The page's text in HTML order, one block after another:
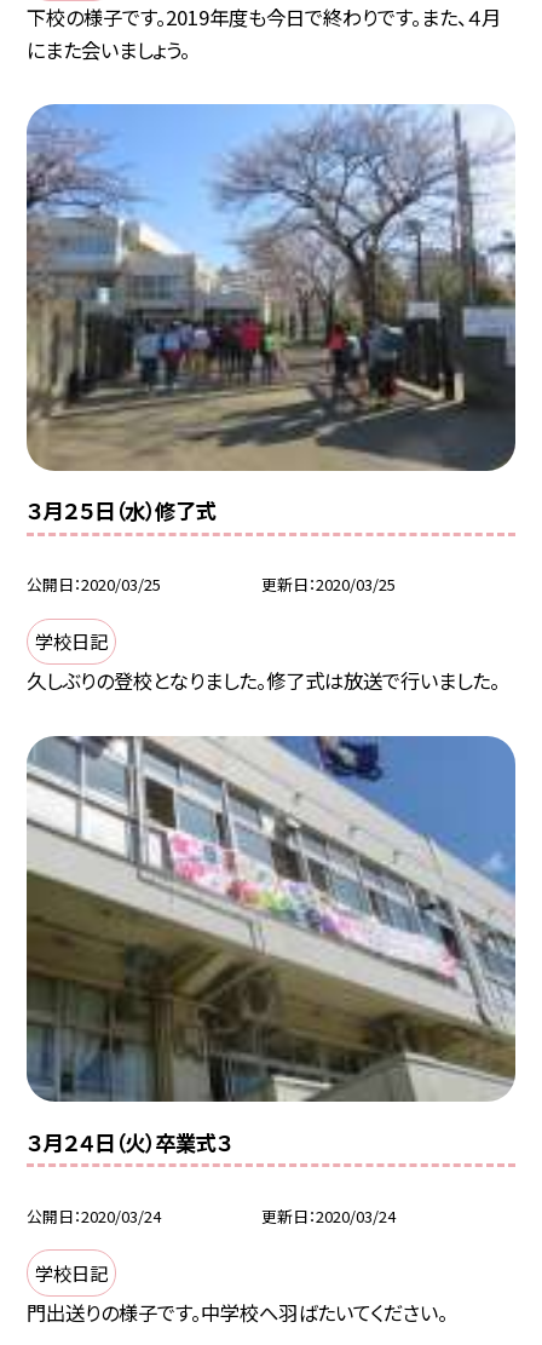
下校の様子です。2019年度も今日で終わりです。また、４月
にまた会いましょう。
３月２５日（水）修了式
公開日 2020/03/25 更新日 2020/03/25
学校日記
久しぶりの登校となりました。修了式は放送で行いました。
３月２４日（火）卒業式３
公開日 2020/03/24 更新日 2020/03/24
学校日記
門出送りの様子です。中学校へ羽ばたいてください。